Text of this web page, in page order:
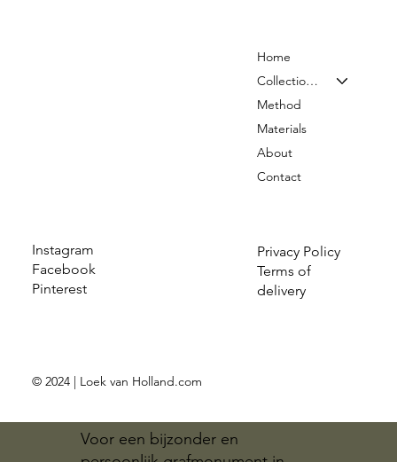
Voor een bijzonder en
Instagram
Facebook
Pinterest
Privacy Policy
Terms of
delivery
Home
Collection & Prices
Method
Materials
About
Contact
© 2024 | Loek van Holland.com